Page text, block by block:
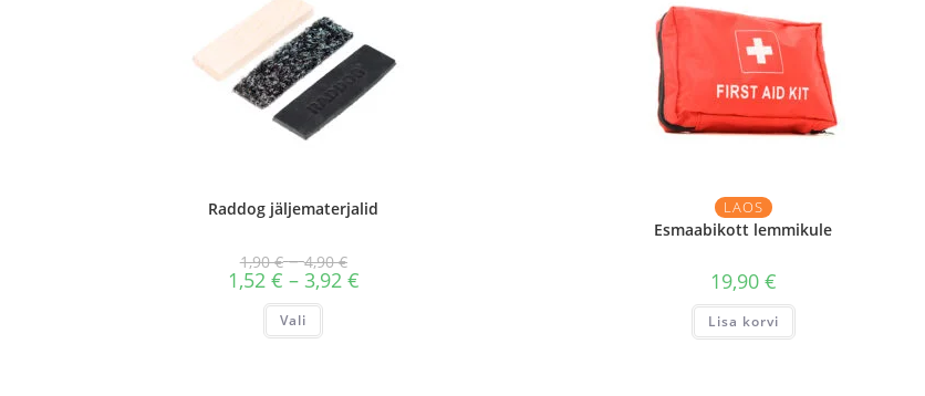
Raddog jäljematerjalid
1,90€ – 4,90€Hinnavahemik:
1,90 €
kuni
1,52 € – 3,92 €Hinnavahemik:
1,52 €
Vali
Sellel
LAOS
Esmaabikott lemmikule
19,90 €
Lisa korvi